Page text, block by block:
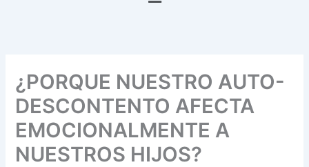
¿PORQUE NUESTRO AUTO-
DESCONTENTO AFECTA
EMOCIONALMENTE A
NUESTROS HIJOS?